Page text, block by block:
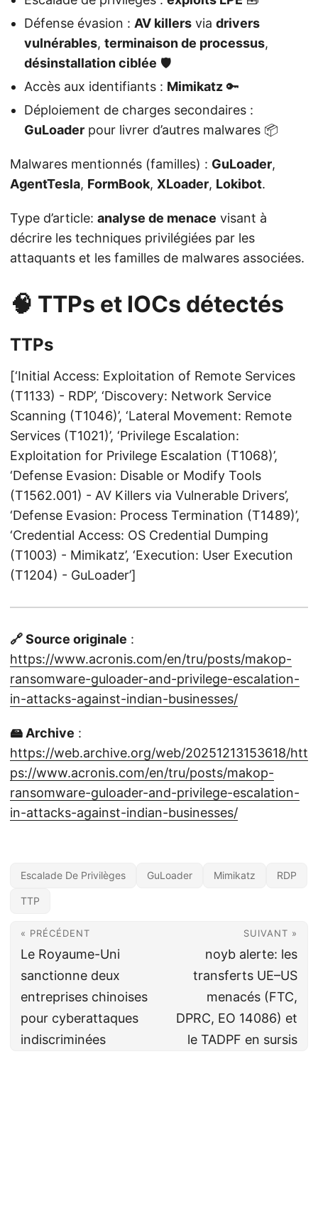
Défense évasion : AV killers via drivers
vulnérables, terminaison de processus,
désinstallation ciblée 🛡️
Accès aux identifiants : Mimikatz 🔑
Déploiement de charges secondaires :
GuLoader pour livrer d’autres malwares 📦
Malwares mentionnés (familles) : GuLoader,
AgentTesla, FormBook, XLoader, Lokibot.
Type d’article: analyse de menace visant à
décrire les techniques privilégiées par les
attaquants et les familles de malwares associées.
🧠 TTPs et IOCs détectés
TTPs
[‘Initial Access: Exploitation of Remote Services
(T1133) - RDP’, ‘Discovery: Network Service
Scanning (T1046)’, ‘Lateral Movement: Remote
Services (T1021)’, ‘Privilege Escalation:
Exploitation for Privilege Escalation (T1068)’,
‘Defense Evasion: Disable or Modify Tools
(T1562.001) - AV Killers via Vulnerable Drivers’,
‘Defense Evasion: Process Termination (T1489)’,
‘Credential Access: OS Credential Dumping
(T1003) - Mimikatz’, ‘Execution: User Execution
(T1204) - GuLoader’]
🔗 Source originale :
https://www.acronis.com/en/tru/posts/makop-
ransomware-guloader-and-privilege-escalation-
in-attacks-against-indian-businesses/
🖴 Archive :
https://web.archive.org/web/20251213153618/htt
ps://www.acronis.com/en/tru/posts/makop-
ransomware-guloader-and-privilege-escalation-
in-attacks-against-indian-businesses/
Escalade De Privilèges GuLoader Mimikatz RDP
TTP
« PRÉCÉDENT
Le Royaume-Uni
sanctionne deux
entreprises chinoises
pour cyberattaques
indiscriminées
SUIVANT »
noyb alerte: les
transferts UE–US
menacés (FTC,
DPRC, EO 14086) et
le TADPF en sursis